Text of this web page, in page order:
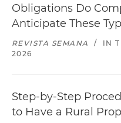
Obligations Do
Anticipate These
REVISTA SEMANA / IN
2026
Step-by-Step
to Have a Rural